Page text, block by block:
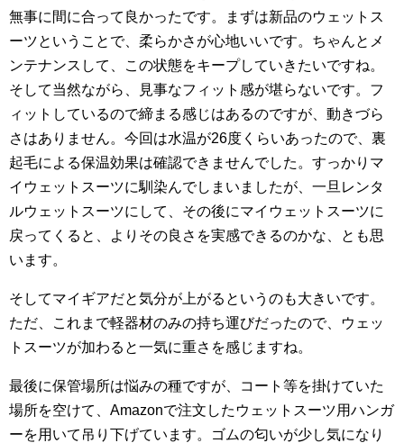
無事に間に合って良かったです。まずは新品のウェットス
ーツということで、柔らかさが心地いいです。ちゃんとメ
ンテナンスして、この状態をキープしていきたいですね。
そして当然ながら、見事なフィット感が堪らないです。フ
ィットしているので締まる感じはあるのですが、動きづら
さはありません。今回は水温が26度くらいあったので、裏
起毛による保温効果は確認できませんでした。すっかりマ
イウェットスーツに馴染んでしまいましたが、一旦レンタ
ルウェットスーツにして、その後にマイウェットスーツに
戻ってくると、よりその良さを実感できるのかな、とも思
います。
そしてマイギアだと気分が上がるというのも大きいです。
ただ、これまで軽器材のみの持ち運びだったので、ウェッ
トスーツが加わると一気に重さを感じますね。
最後に保管場所は悩みの種ですが、コート等を掛けていた
場所を空けて、Amazonで注文したウェットスーツ用ハンガ
ーを用いて吊り下げています。ゴムの匂いが少し気になり